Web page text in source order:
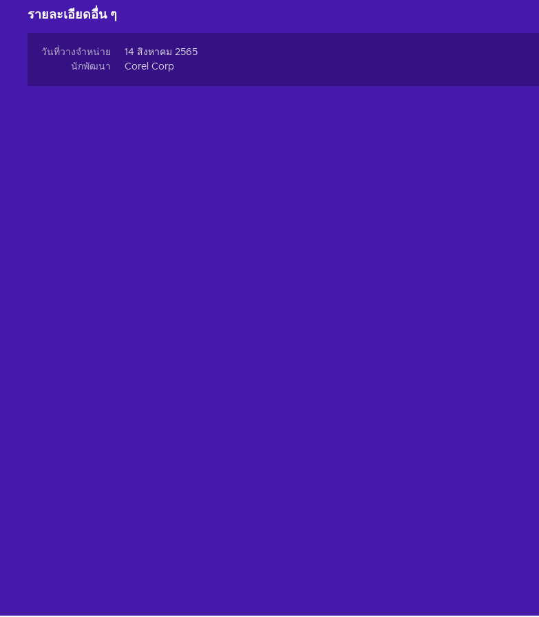
รายละเอียดอื่น ๆ
วันที่วางจำหน่าย
14 สิงหาคม 2565
นักพัฒนา
Corel Corp